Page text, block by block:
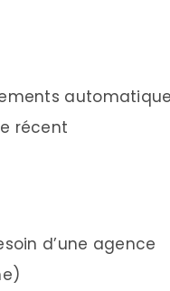
récent
d’une agence